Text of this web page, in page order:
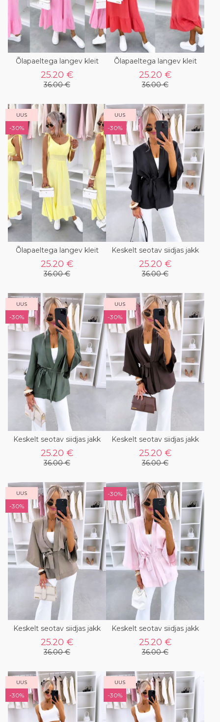
Õlapaeltega langev kleit
25.20 €
36.00 €
Õlapaeltega langev kleit
25.20 €
36.00 €
UUS
-30%
Õlapaeltega langev kleit
25.20 €
36.00 €
UUS
-30%
Keskelt seotav siidjas jakk
25.20 €
36.00 €
UUS
-30%
Keskelt seotav siidjas jakk
25.20 €
36.00 €
UUS
-30%
Keskelt seotav siidjas jakk
25.20 €
36.00 €
UUS
-30%
Keskelt seotav siidjas jakk
25.20 €
36.00 €
-30%
Keskelt seotav siidjas jakk
25.20 €
36.00 €
UUS
-30%
UUS
-30%